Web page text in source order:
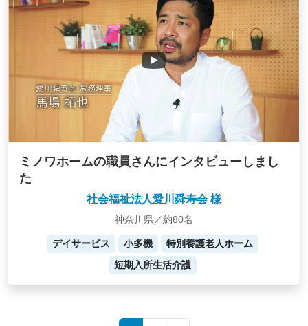
ミノワホームの職員さんにインタビューしまし
た
社会福祉法人愛川舜寿会 様
神奈川県／約80名
デイサービス 小多機
特別養護老人ホーム
短期入所生活介護